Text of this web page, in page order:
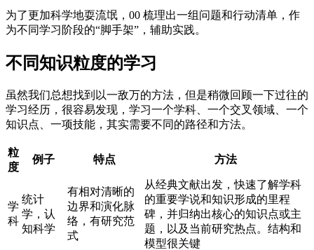
为了更加科学地耍流氓，00 梳理出一组问题和行动清单，作
为不同学习阶段的“脚手架”，辅助实践。
不同知识粒度的学习
虽然我们总想找到以一敌万的方法，但是稍微回顾一下过往的
学习经历，很容易发现，学习一个学科、一个交叉领域、一个
知识点、一项技能，其实需要不同的路径和方法。
粒
度
例子 特点 方法
学
科
统计
学，认
知科学
有相对清晰的
边界和演化脉
络，有研究范
式
从经典文献出发，快速了解学科
的重要学说和知识形成的里程
碑，并归纳出核心的知识点或主
题，以及当前研究热点。结构和
模型很关键